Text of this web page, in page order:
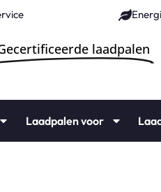
laadpalen
Laadpalen voor